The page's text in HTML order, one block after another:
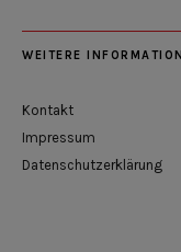
WEITERE
Kontakt
Impressum
Datenschutzerklärung